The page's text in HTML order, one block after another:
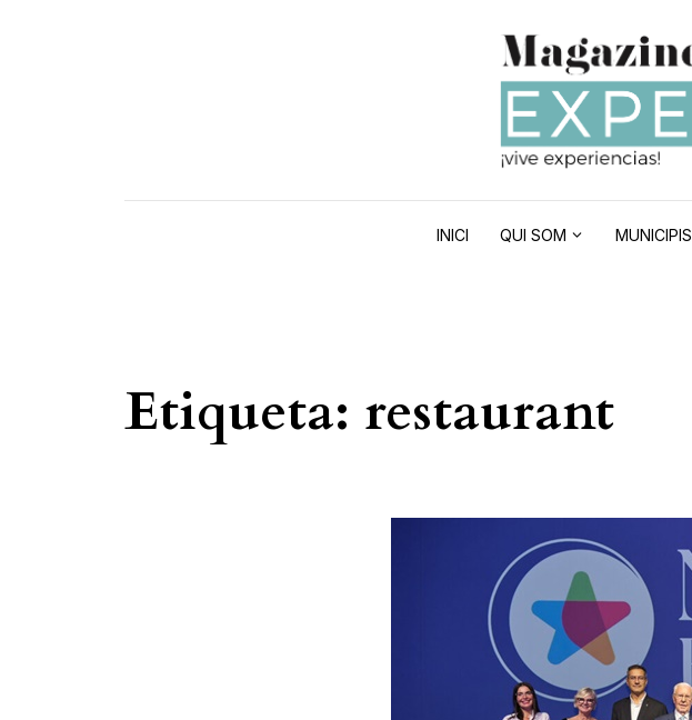
INICI QUI SOM MUNICIPIS
Etiqueta: restaurant